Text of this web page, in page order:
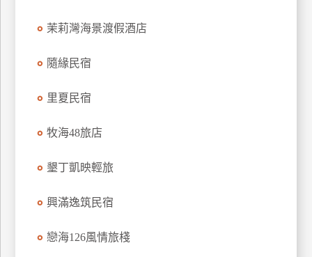
茉莉灣海景渡假酒店
隨緣民宿
里夏民宿
牧海48旅店
墾丁凱映輕旅
興滿逸筑民宿
戀海126風情旅棧